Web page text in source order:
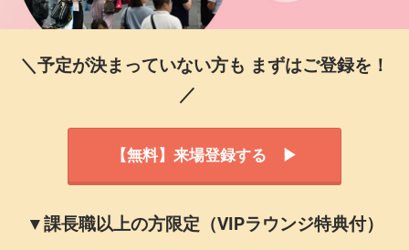
＼予定が決まっていない方も まずはご登録を！
／
【無料】来場登録する ▶
▼課長職以上の方限定（VIPラウンジ特典付）